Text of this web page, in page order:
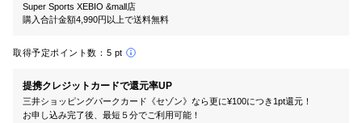
Super Sports XEBIO &mall店
購入合計金額4,990円以上で送料無料
取得予定ポイント数： 5 pt
提携クレジットカードで還元率UP
三井ショッピングパークカード《セゾン》なら更に¥100につき1pt還元！
お申し込み完了後、最短５分でご利用可能！